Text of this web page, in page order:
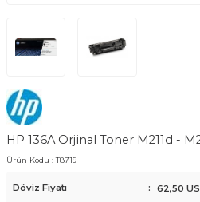
HP 136A Orjinal Toner M211d -
Ürün Kodu :T8719
Döviz Fiyatı :
62,50